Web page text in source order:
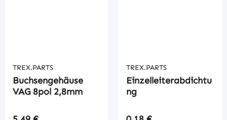
TREX.PARTS
Buchsengehäuse
VAG 8pol 2,8mm
TREX.PARTS
Einzelleiterabdichtu
ng